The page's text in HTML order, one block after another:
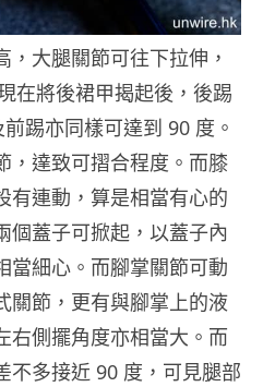
大腿關節可往下拉伸，
在將後裙甲揭起後，後踢
踢亦同樣可達到 90 度。
，達致可摺合程度。而膝
有連動，算是相當有心的
個蓋子可掀起，以蓋子內
當細心。而腳掌關節可動
關節，更有與腳掌上的液
右側擺角度亦相當大。而
不多接近 90 度，可見腿部